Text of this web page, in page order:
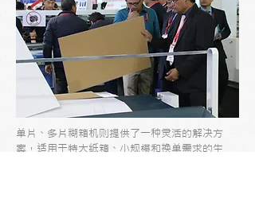
单片、多片糊箱机则提供了一种灵活的解决方
案，适用于特大纸箱、小规模和换单需求的生